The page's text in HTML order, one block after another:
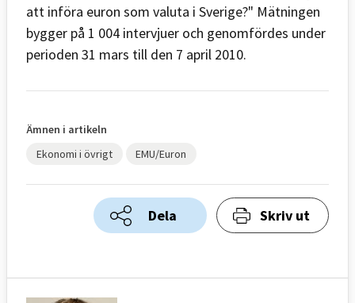
att införa euron som valuta i Sverige?" Mätningen
bygger på 1 004 intervjuer och genomfördes under
perioden 31 mars till den 7 april 2010.
Ämnen i artikeln
Ekonomi i övrigt
EMU/Euron
Dela Skriv ut